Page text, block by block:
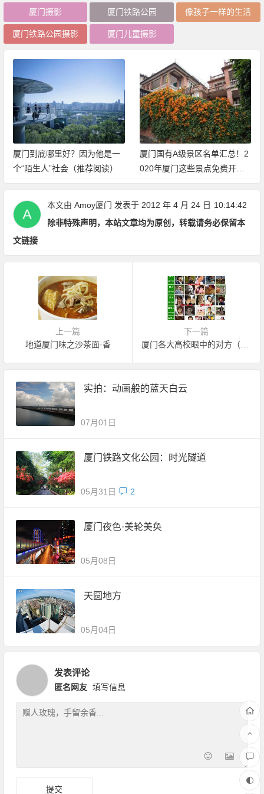
厦门摄影 厦门铁路公园 像孩子一样的生活
厦门铁路公园摄影 厦门儿童摄影
因为他是一
推荐阅读）
厦门国有A级景区名单汇总！2
020年厦门这些景点免费开放
（持续更新中）
穿过山和大海，新
厦门山海健康步道
开放体验
本文由 Amoy厦门 发表于 2012 年 4 月 24 日 10:14:42
除非特殊声明，本站文章均为原创，转载请务必保留本
文链接
上一篇
地道厦门味之沙茶面·香
下一篇
实拍：动画般的蓝天白云
07月01日
厦门铁路文化公园：时光隧道
05月31日 2
厦门夜色·美轮美奂
05月08日
天圆地方
05月04日
发表评论
匿名网友 填写信息